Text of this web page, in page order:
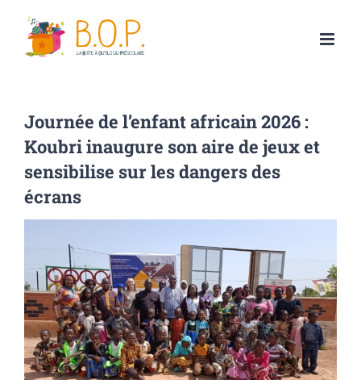
Passer
Journée de l’enfant africain 2026 :
Koubri inaugure son aire de jeux et
sensibilise sur les dangers des
écrans
agrandie